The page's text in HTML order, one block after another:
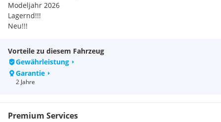
Modeljahr 2026
Lagernd!!!
Neu!!!
Vorteile zu diesem Fahrzeug
Gewährleistung
Garantie
2 Jahre
Premium Services